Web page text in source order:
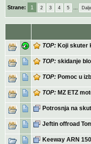
Strane:
1 2 3 4 5
TOP: Koji skuter
TOP: skidanje
TOP: Pomoc u
TOP: MZ ETZ
Potrosnja na
Jeftin offroad
Keeway ARN